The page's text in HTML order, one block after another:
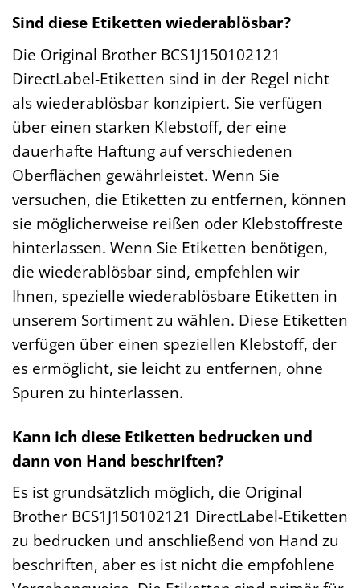
Sind diese Etiketten wiederablösbar?
Die Original Brother BCS1J150102121
DirectLabel-Etiketten sind in der Regel nicht
als wiederablösbar konzipiert. Sie verfügen
über einen starken Klebstoff, der eine
dauerhafte Haftung auf verschiedenen
Oberflächen gewährleistet. Wenn Sie
versuchen, die Etiketten zu entfernen, können
sie möglicherweise reißen oder Klebstoffreste
hinterlassen. Wenn Sie Etiketten benötigen,
die wiederablösbar sind, empfehlen wir
Ihnen, spezielle wiederablösbare Etiketten in
unserem Sortiment zu wählen. Diese Etiketten
verfügen über einen speziellen Klebstoff, der
es ermöglicht, sie leicht zu entfernen, ohne
Spuren zu hinterlassen.
Kann ich diese Etiketten bedrucken und
dann von Hand beschriften?
Es ist grundsätzlich möglich, die Original
Brother BCS1J150102121 DirectLabel-Etiketten
zu bedrucken und anschließend von Hand zu
beschriften, aber es ist nicht die empfohlene